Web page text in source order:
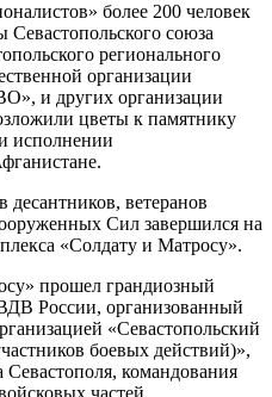
более 200 человек
союза
регионального
организации
и других организации
цветы к памятнику
исполнении
ветеранов
Сил завершился на
«Солдату и Матросу».
прошел грандиозный
России, организованный
«Севастопольский
боевых действий)»,
Севастополя, командования